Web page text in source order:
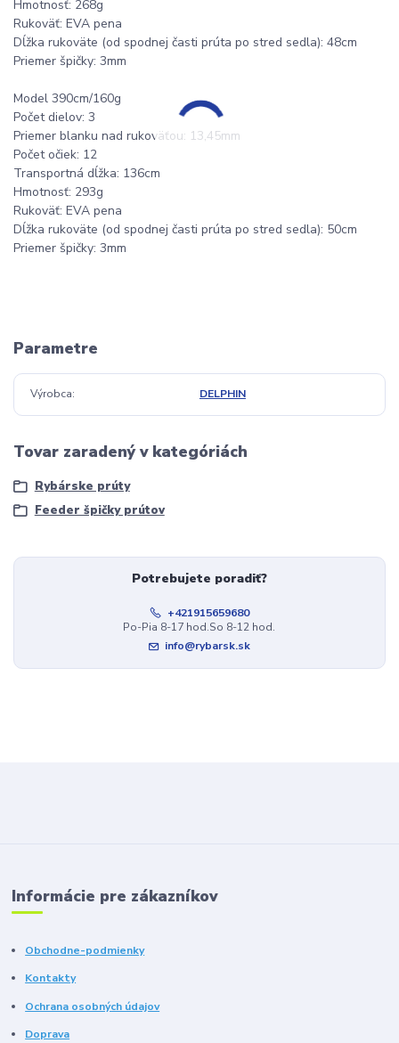
Hmotnosť: 268g
Rukoväť: EVA pena
Dĺžka rukoväte (od spodnej časti prúta po stred sedla): 48cm
Priemer špičky: 3mm
Model 390cm/160g
Počet dielov: 3
Priemer blanku nad rukoväťou: 13,45mm
Počet očiek: 12
Transportná dĺžka: 136cm
Hmotnosť: 293g
Rukoväť: EVA pena
Dĺžka rukoväte (od spodnej časti prúta po stred sedla): 50cm
Priemer špičky: 3mm
Parametre
Výrobca DELPHIN
Tovar zaradený v kategóriách
Rybárske prúty
Feeder špičky prútov
Potrebujete poradiť?
+421915659680
Po-Pia 8-17 hod.So 8-12 hod.
info@rybarsk.sk
Informácie pre zákazníkov
Obchodne-podmienky
Kontakty
Ochrana osobných údajov
Doprava